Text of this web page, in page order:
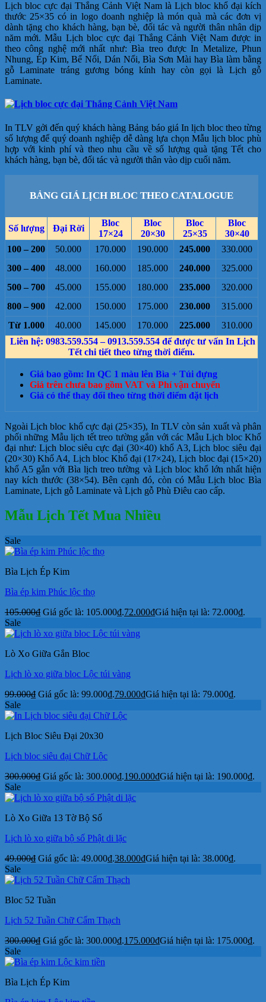
Lịch bloc cực đại Thắng Cảnh Việt Nam là Lịch bloc khổ đại kích
thước 25×35 có in logo doanh nghiệp là món quà mà các đơn vị
dành tặng cho khách hàng, bạn bè, đối tác và người thân nhân dịp
năm mới.Mẫu Lịch bloc cực đại Thắng Cảnh Việt Namđược in
theo công nghệ mới nhất như: Bìa treo được In Metalize, Phun
Nhung, Ép Kim, Bế Nổi, Dán Nổi, Bìa Sơn Mài hay Bìa làm bằng
gỗ Laminate tráng gương bóng kính hay còn gọi là Lịch gỗ
Laminate.
In TLV gởi đến quý khách hàng Bảng báo giá In lịch bloc theo từng
số lượng để quý doanh nghiệp dễ dàng lựa chọn Mẫu lịch bloc phù
hợp với kinh phí và theo nhu cầu về số lượng quà tặng Tết cho
khách hàng, bạn bè, đối tác và người thân vào dịp cuối năm.
BẢNG GIÁ LỊCH BLOC THEO CATALOGUE
Số lượng Đại Rời
Bloc
17×24
Bloc
20×30
Bloc
25×35
Bloc
30×40
100 – 200
50.000 170.000 190.000 245.000
330.000
300 – 400
48.000 160.000 185.000 240.000
325.000
500 – 700
45.000 155.000 180.000 235.000
320.000
800 – 900
42.000 150.000 175.000 230.000
315.000
Từ 1.000
40.000 145.000 170.000 225.000
310.000
Liên hệ: 0983.559.554 – 0913.559.554 để được tư vấn In Lịch
Tết chi tiết theo từng thời điểm.
Giá bao gồm: In QC 1 màu lên Bìa + Túi đựng
Giá trên chưa bao gồm VAT và Phí vận chuyển
Giá có thể thay đổi theo từng thời điểm đặt lịch
Ngoài Lịch bloc khổ cực đại (25×35), In TLV còn sản xuất và phân
phối những Mẫu lịch tết treo tường gắn với các Mẫu Lịch bloc Khổ
đại như: Lịch bloc siêu cực đại (30×40) khổ A3, Lịch bloc siêu đại
(20×30) Khổ A4, Lịch bloc Khổ đại (17×24), Lịch bloc đại (15×20)
khổ A5 gắn với Bìa lịch treo tường và Lịch bloc khổ lớn nhất hiện
nay kích thước (38×54). Bên cạnh đó, còn có Mẫu Lịch bloc Bìa
Laminate, Lịch gỗ Laminate và Lịch gỗ Phù Điêu cao cấp.
Mẫu Lịch Tết Mua Nhiều
Sale
Bìa Lịch Ép Kim
Bìa ép kim Phúc lộc thọ
105.000₫ Giá gốc là: 105.000₫.72.000₫Giá hiện tại là: 72.000₫.
Sale
Lò Xo Giữa Gắn Bloc
Lịch lò xo giữa bloc Lộc túi vàng
99.000₫ Giá gốc là: 99.000₫.79.000₫Giá hiện tại là: 79.000₫.
Sale
Lịch Bloc Siêu Đại 20x30
Lịch bloc siêu đại Chữ Lộc
300.000₫ Giá gốc là: 300.000₫.190.000₫Giá hiện tại là: 190.000₫.
Sale
Lò Xo Giữa 13 Tờ Bộ Số
Lịch lò xo giữa bộ số Phật di lặc
49.000₫ Giá gốc là: 49.000₫.38.000₫Giá hiện tại là: 38.000₫.
Sale
Bloc 52 Tuần
Lịch 52 Tuần Chữ Cẩm Thạch
300.000₫ Giá gốc là: 300.000₫.175.000₫Giá hiện tại là: 175.000₫.
Sale
Bìa Lịch Ép Kim